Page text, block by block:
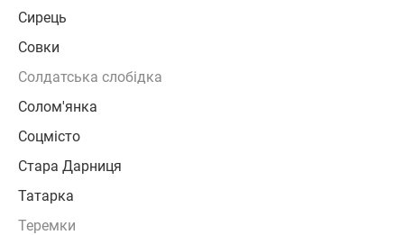
Сирець
Совки
Солдатська слобідка
Солом'янка
Соцмісто
Стара Дарниця
Татарка
Теремки